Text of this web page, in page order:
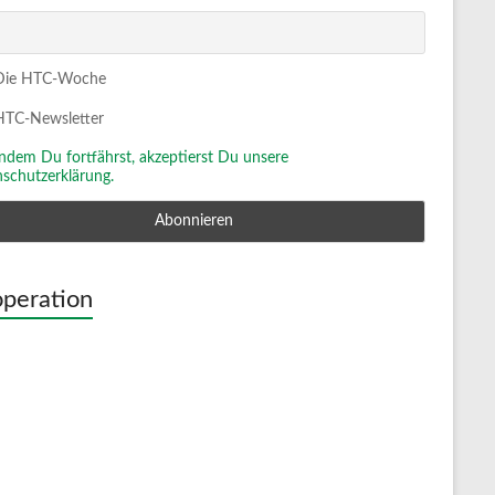
HTC-Woche
Newsletter
Indem Du fortfährst, akzeptierst Du unsere